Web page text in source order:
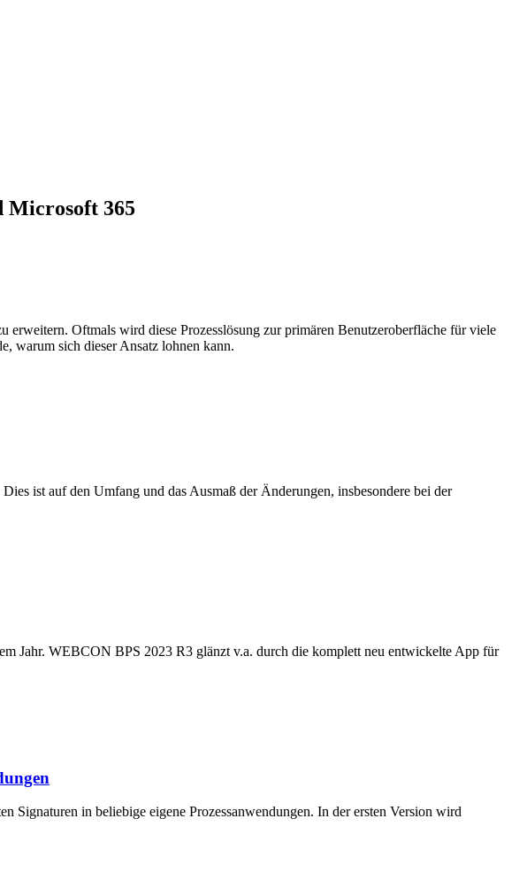
Microsoft 365
Oftmals wird diese Prozesslösung zur primären Benutzeroberfläche für viele
warum sich dieser Ansatz lohnen kann.
ist auf den Umfang und das Ausmaß der Änderungen, insbesondere bei der
Jahr. WEBCON BPS 2023 R3 glänzt v.a. durch die komplett neu entwickelte App für
in beliebige eigene Prozessanwendungen. In der ersten Version wird